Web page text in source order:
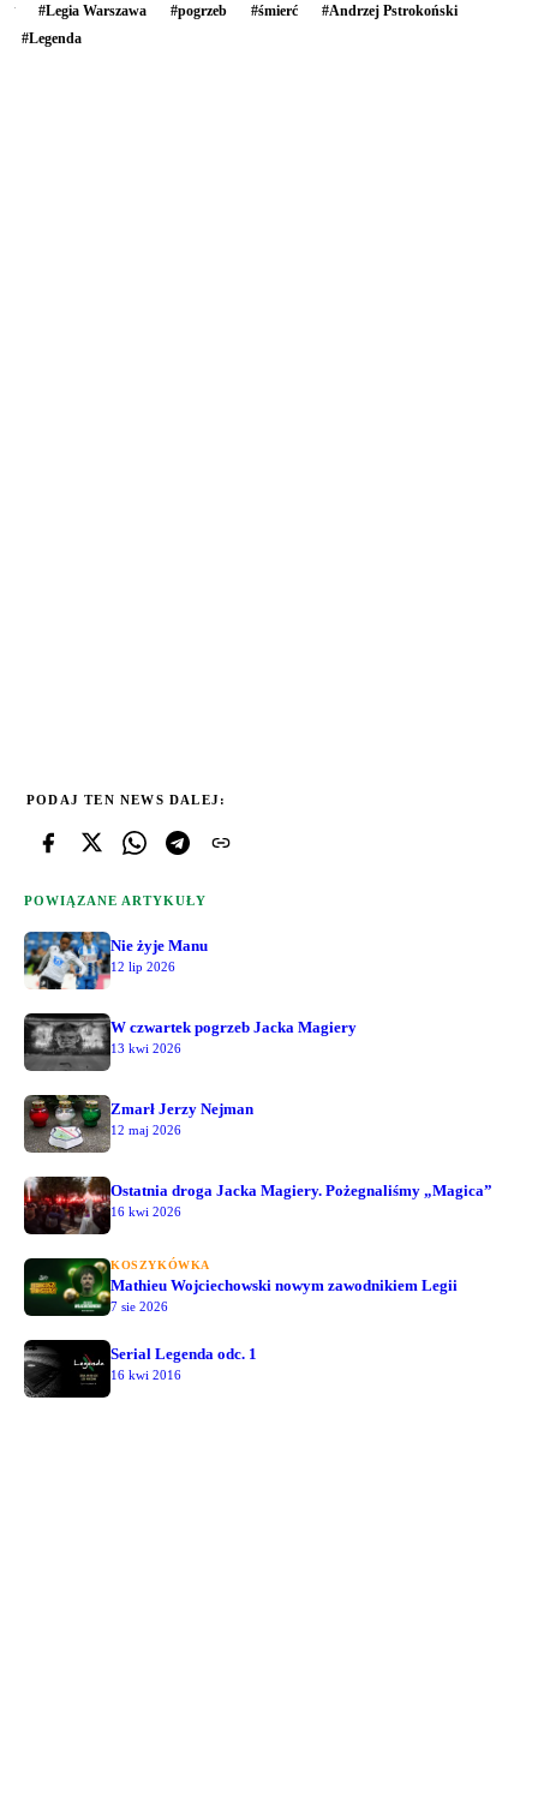
#Legia Warszawa #pogrzeb #śmierć #Andrzej Pstrokoński
#Legenda
PODAJ TEN NEWS DALEJ:
POWIĄZANE ARTYKUŁY
Nie żyje Manu
12 lip 2026
W czwartek pogrzeb Jacka Magiery
13 kwi 2026
Zmarł Jerzy Nejman
12 maj 2026
Ostatnia droga Jacka Magiery. Pożegnaliśmy „Magica”
16 kwi 2026
KOSZYKÓWKA
Mathieu Wojciechowski nowym zawodnikiem Legii
7 sie 2026
Serial Legenda odc. 1
16 kwi 2016